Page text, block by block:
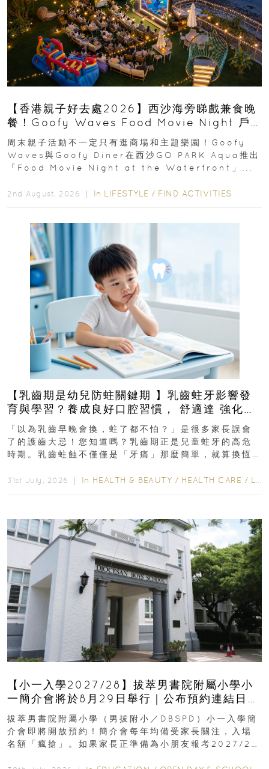
【香港親子好去處2026】西沙海旁睇戲兼食晚
餐！Goofy Waves Food Movie Night 戶
外影院逢週末登場
周末親子活動不一定只有逛商場和主題樂園！Goofy
Waves與Goofy Diner在西沙GO PARK Aqua推出
「Food Movie Night at the Waterfront」...
2nd August, 2026 ｜ In LIFESTYLE / FIND ACTIVITIES
【乳齒期是幼兒防蛀關鍵期 】乳齒蛀牙影響發
育與學習？養成良好口腔習慣， 舒適達 強化琺
瑯質 兒童牙膏防護指南
「以為乳齒早晚會換，蛀了都不怕？」是很多家長誤會
了的護齒大忌！您知道嗎？乳齒期正是兒童蛀牙的高危
時期。乳齒蛀蝕不僅僅是「牙痛」那麼簡單，就算換恆
31st July, 2026 ｜ In HEALTH & BEAUTY / HEALTH CARE / LIFESTYLE
【小一入學2027/28】拔萃男書院附屬小學小
一簡介會將於8月29日舉行｜公布預約連結日期
｜更設有網上重溫
拔萃男書院附屬小學（男拔附小／DBSPD）小一入學簡
介會即將開放預約！簡介會每年均備受家長關注，入場
名額「瘋搶」。如果家長正準備為小朋友報考2027/28